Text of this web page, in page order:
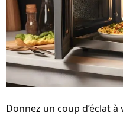
Donnez un coup d’éclat